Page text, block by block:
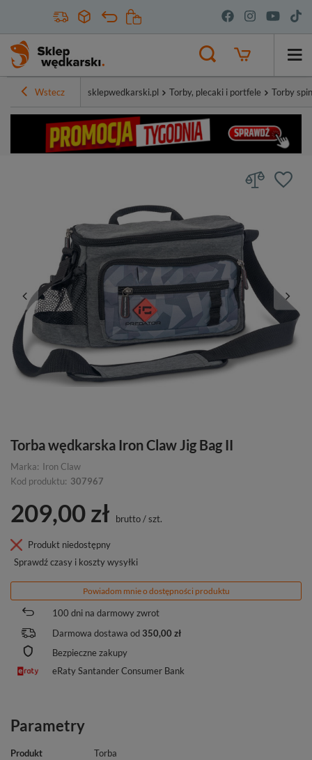
Wstecz sklepwedkarski.pl Torby, plecaki i portfele Torby
Torba wędkarska Iron Claw Jig Bag II
Marka: Iron Claw
Kod produktu: 307967
209,00 zł brutto/szt.
Produkt niedostępny
Sprawdź czasy i koszty wysyłki
Powiadom mnie o dostępności produktu
100 dni na darmowy zwrot
Darmowa dostawa od 350,00 zł
Bezpieczne zakupy
eRaty Santander Consumer Bank
Parametry
Produkt Torba